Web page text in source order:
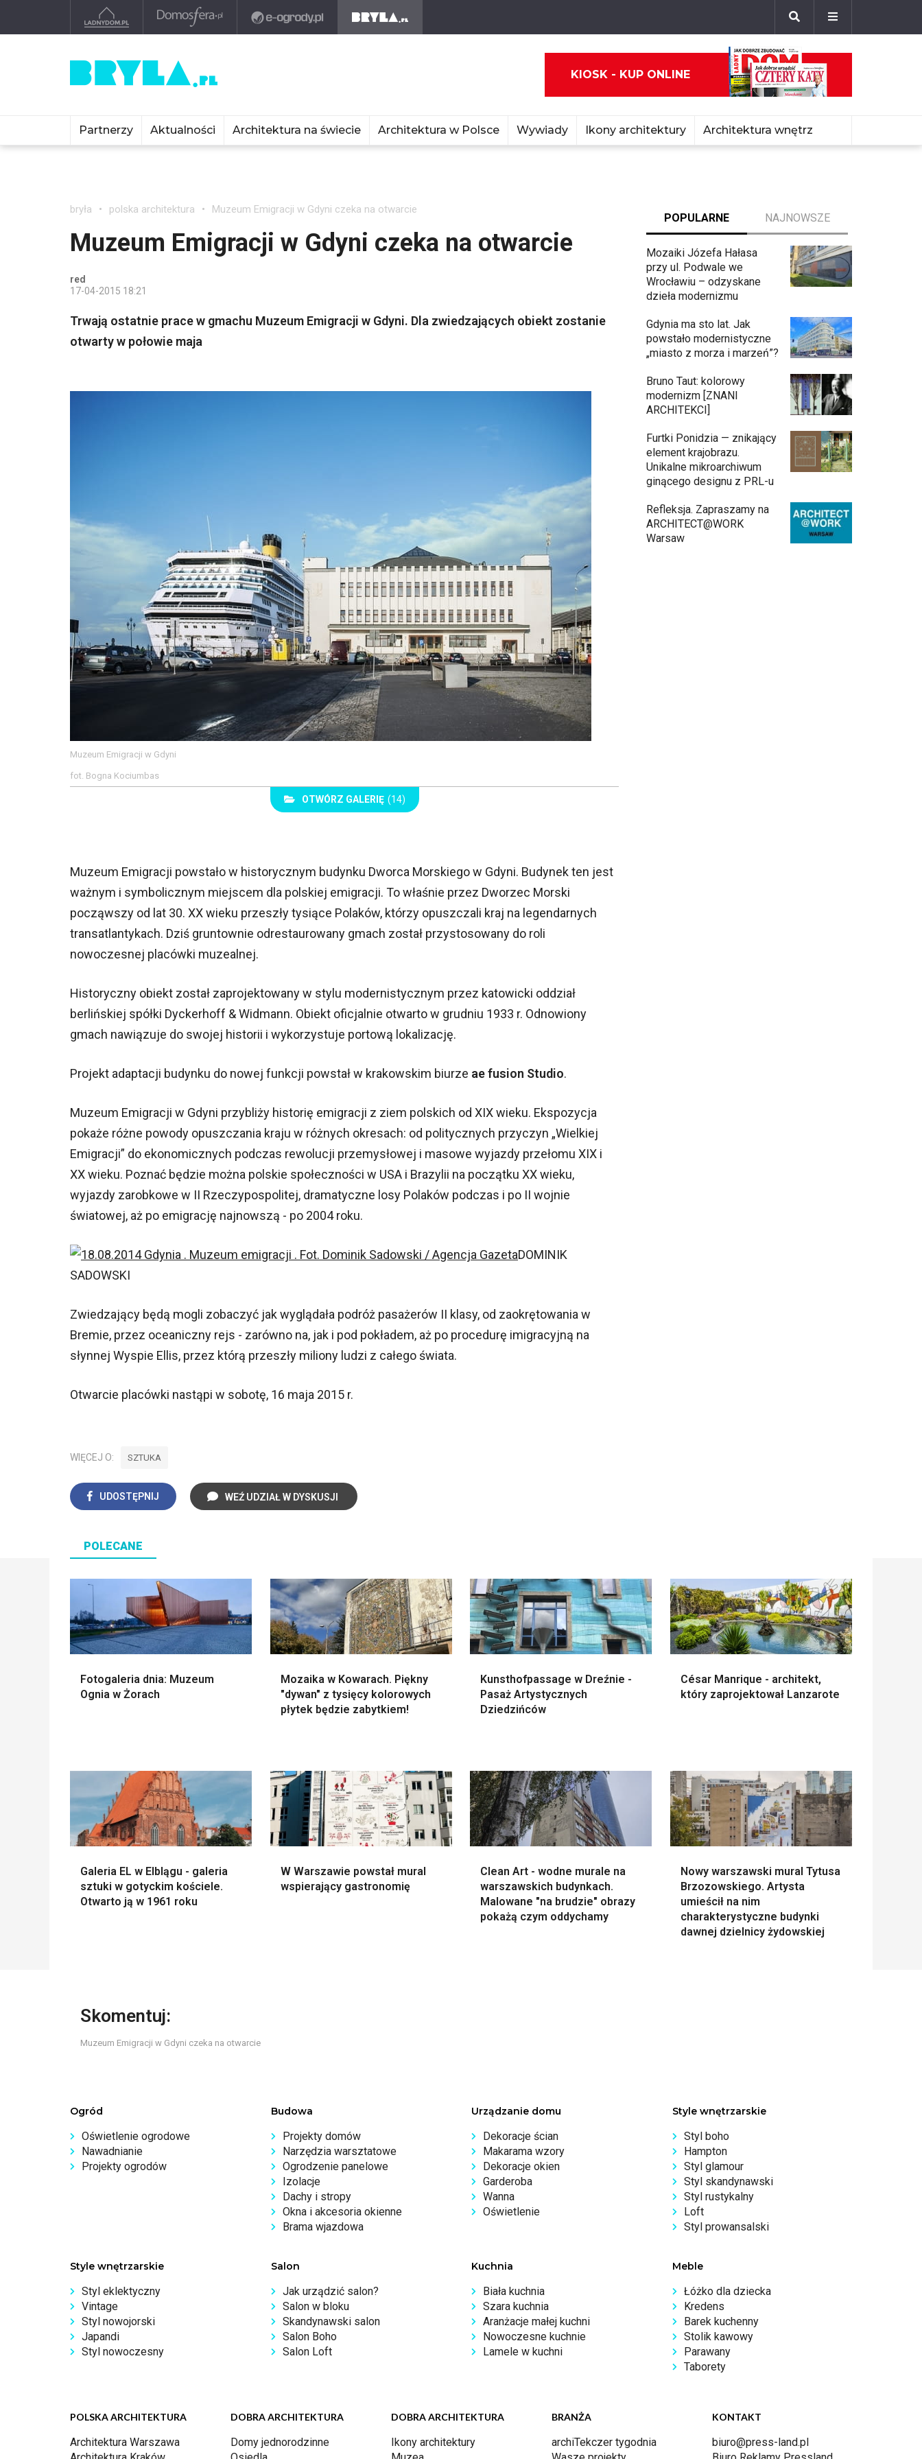
KIOSK - KUP ONLINE
Partnerzy Aktualności Architektura na świecie Architektura w Polsce Wywiady Ikony architektury Architektura wnętrz
bryła polska architektura Muzeum Emigracji w Gdyni czeka na otwarcie
Muzeum Emigracji w Gdyni czeka na otwarcie
red
17-04-2015 18:21
Trwają ostatnie prace w gmachu Muzeum Emigracji w Gdyni. Dla zwiedzających obiekt zostanie
otwarty w połowie maja
Muzeum Emigracji w Gdyni
fot. Bogna Kociumbas
OTWÓRZ GALERIĘ (14)
Muzeum Emigracji powstało w historycznym budynku Dworca Morskiego w Gdyni. Budynek ten jest
ważnym i symbolicznym miejscem dla polskiej emigracji. To właśnie przez Dworzec Morski
począwszy od lat 30. XX wieku przeszły tysiące Polaków, którzy opuszczali kraj na legendarnych
transatlantykach. Dziś gruntownie odrestaurowany gmach został przystosowany do roli
nowoczesnej placówki muzealnej.
Historyczny obiekt został zaprojektowany w stylu modernistycznym przez katowicki oddział
berlińskiej spółki Dyckerhoff & Widmann. Obiekt oficjalnie otwarto w grudniu 1933 r. Odnowiony
gmach nawiązuje do swojej historii i wykorzystuje portową lokalizację.
Projekt adaptacji budynku do nowej funkcji powstał w krakowskim biurze ae fusion Studio.
Muzeum Emigracji w Gdyni przybliży historię emigracji z ziem polskich od XIX wieku. Ekspozycja
pokaże różne powody opuszczania kraju w różnych okresach: od politycznych przyczyn „Wielkiej
Emigracji” do ekonomicznych podczas rewolucji przemysłowej i masowe wyjazdy przełomu XIX i
XX wieku. Poznać będzie można polskie społeczności w USA i Brazylii na początku XX wieku,
wyjazdy zarobkowe w II Rzeczypospolitej, dramatyczne losy Polaków podczas i po II wojnie
światowej, aż po emigrację najnowszą - po 2004 roku.
DOMINIK
SADOWSKI
Zwiedzający będą mogli zobaczyć jak wyglądała podróż pasażerów II klasy, od zaokrętowania w
Bremie, przez oceaniczny rejs - zarówno na, jak i pod pokładem, aż po procedurę imigracyjną na
słynnej Wyspie Ellis, przez którą przeszły miliony ludzi z całego świata.
Otwarcie placówki nastąpi w sobotę, 16 maja 2015 r.
WIĘCEJ O: SZTUKA
UDOSTĘPNIJ WEŹ UDZIAŁ W DYSKUSJI
POPULARNE NAJNOWSZE
Mozaiki Józefa Hałasa
przy ul. Podwale we
Wrocławiu – odzyskane
dzieła modernizmu
Gdynia ma sto lat. Jak
powstało modernistyczne
„miasto z morza i marzeń”?
Bruno Taut: kolorowy
modernizm [ZNANI
ARCHITEKCI]
Furtki Ponidzia — znikający
element krajobrazu.
Unikalne mikroarchiwum
ginącego designu z PRL-u
Refleksja. Zapraszamy na
ARCHITECT@WORK
Warsaw
POLECANE
Fotogaleria dnia: Muzeum
Ognia w Żorach
Mozaika w Kowarach. Piękny
"dywan" z tysięcy kolorowych
płytek będzie zabytkiem!
Kunsthofpassage w Dreźnie -
Pasaż Artystycznych
Dziedzińców
César Manrique - architekt,
który zaprojektował Lanzarote
Galeria EL w Elblągu - galeria
sztuki w gotyckim kościele.
Otwarto ją w 1961 roku
W Warszawie powstał mural
wspierający gastronomię
Clean Art - wodne murale na
warszawskich budynkach.
Malowane "na brudzie" obrazy
pokażą czym oddychamy
Nowy warszawski mural Tytusa
Brzozowskiego. Artysta
umieścił na nim
charakterystyczne budynki
dawnej dzielnicy żydowskiej
Skomentuj:
Muzeum Emigracji w Gdyni czeka na otwarcie
Ogród
Oświetlenie ogrodowe
Nawadnianie
Projekty ogrodów
Budowa
Projekty domów
Narzędzia warsztatowe
Ogrodzenie panelowe
Izolacje
Dachy i stropy
Okna i akcesoria okienne
Brama wjazdowa
Urządzanie domu
Dekoracje ścian
Makarama wzory
Dekoracje okien
Garderoba
Wanna
Oświetlenie
Style wnętrzarskie
Styl boho
Hampton
Styl glamour
Styl skandynawski
Styl rustykalny
Loft
Styl prowansalski
Style wnętrzarskie
Styl eklektyczny
Vintage
Styl nowojorski
Japandi
Styl nowoczesny
Salon
Jak urządzić salon?
Salon w bloku
Skandynawski salon
Salon Boho
Salon Loft
Kuchnia
Biała kuchnia
Szara kuchnia
Aranżacje małej kuchni
Nowoczesne kuchnie
Lamele w kuchni
Meble
Łóżko dla dziecka
Kredens
Barek kuchenny
Stolik kawowy
Parawany
Taborety
POLSKA ARCHITEKTURA
Architektura Warszawa
DOBRA ARCHITEKTURA
Domy jednorodzinne
DOBRA ARCHITEKTURA
Ikony architektury
BRANŻA
archiTekczer tygodnia
KONTAKT
biuro@press-land.pl